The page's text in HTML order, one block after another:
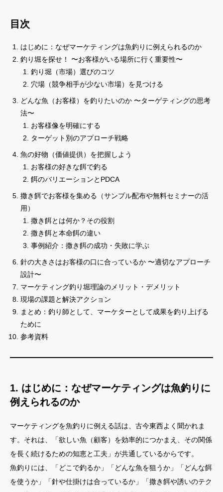
目次
はじめに：なぜマーケティングは魚釣りに例えられるのか
釣り堀を探せ！ 〜お客様がいる場所に行く重要性〜
釣り堀（市場）選びのコツ
穴場（競争相手が少ない市場）を見つける
どんな魚（お客様）を釣りたいのか 〜ターゲティングの思考
法〜
お客様像を明確にする
ターゲット別のアプローチ戦略
魚の好物（価値提供）を把握しよう
お客様の好きな餌で釣る
餌のバリエーションとPDCA
撒き餌でお客様を集める（サンプル配布や無料セミナーの活
用）
撒き餌とは何か？その役割
撒き餌と本命餌の違い
事例紹介：撒き餌の成功・失敗に学ぶ
針の大きさはお客様の口に合っているか 〜適切なアプローチ
設計〜
マーケティング釣り堀理論のメリット・デメリット
現場の課題と解決アクション
まとめ：釣り師として、マーケターとして成果を釣り上げる
ために
参考資料
1. はじめに：なぜマーケティングは魚釣りに
例えられるのか
マーケティングを魚釣りに例える話は、古今東西よく聞かれま
す。それは、「欲しい魚（顧客）を効率的につかまえ、その関係
を長く続けるための知恵と工夫」が共通しているからです。
魚釣りには、「どこで釣るか」「どんな魚を狙うか」「どんな餌
を使うか」「針や仕掛けは合っているか」「撒き餌や誘いのテク